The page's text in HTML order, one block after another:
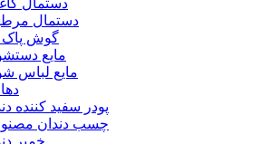
دستمال
دستمال
گوش
مایع
مایع لباس
پودر سفید کننده
چسب دندان